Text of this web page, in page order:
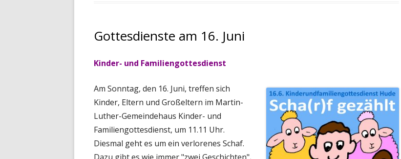
Gottesdienste am 16. Juni
Kinder- und Familiengottesdienst
Am Sonntag, den 16. Juni, treffen sich
Kinder, Eltern und Großeltern im Martin-
Luther-Gemeindehaus Kinder- und
Familiengottesdienst, um 11.11 Uhr.
Diesmal geht es um ein verlorenes Schaf.
Dazu gibt es wie immer "zwei Geschichten",